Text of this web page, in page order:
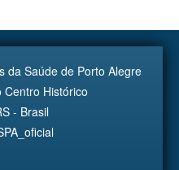
da Saúde de Porto Alegre
Histórico
- Brasil